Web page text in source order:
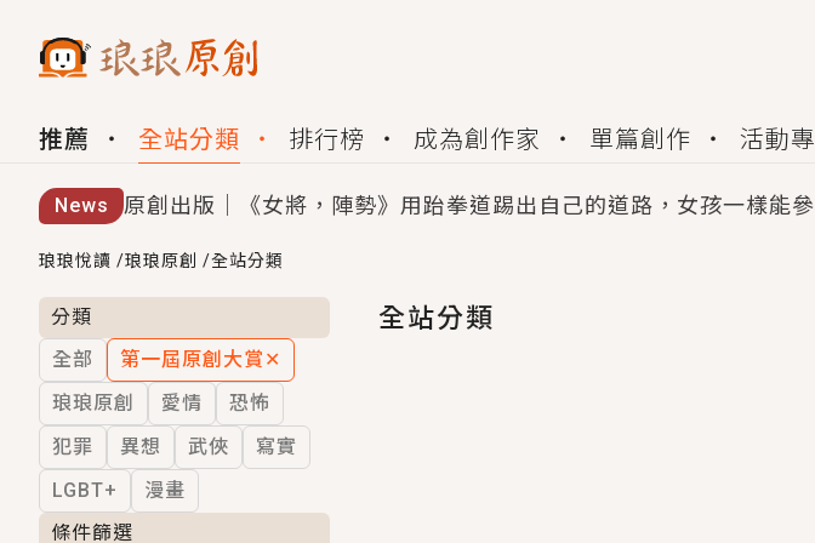
推薦 全站分類 排行榜 成為創作家 單篇創作 活動
News 原創出版｜《女將，陣勢》用跆拳道踢出自己的道路，女孩一樣能參
創,作家招募｜華文小說創作首選！有機會獲得豐富廣宣資源、專屬
小編心動書單｜《離婚你提的，二婚嫁大佬，你哭什麼？》追妻
GL｜《夏日與檸檬與重疊世界》炎熱的夏日、檸檬的香氣、互相愛
BL｜《費洛蒙中毒》救命！特殊費洛蒙體質世界觀，無法抗拒的
OMG你嚇到我了｜《陰陽鬼店》上班族買了房子模型，但現實中買
言情｜《國語推行員》每個人心中都有一個連自己也無法改變的永
琅琅悅讀 /琅琅原創 /全站分類
分類
全部
第一屆原創大賞 ✕
琅琅原創
愛情
恐怖
犯罪
異想 武俠
寫實
LGBT+
漫畫
條件篩選
全站分類